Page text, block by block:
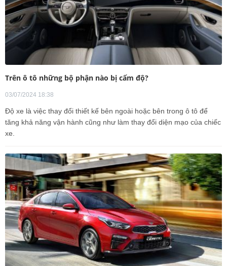
Trên ô tô những bộ phận nào bị cấm độ?
03/07/2024 18:38
Độ xe là việc thay đổi thiết kế bên ngoài hoặc bên trong ô tô để
tăng khả năng vận hành cũng như làm thay đổi diện mạo của chiếc
xe.